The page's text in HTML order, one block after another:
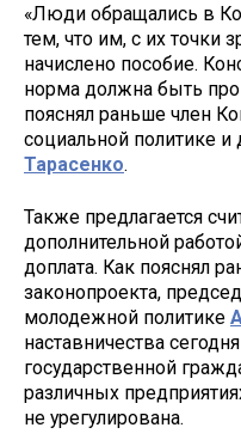
«Люди обращались в
тем, что им, с их точки
начислено пособие.
норма должна быть
пояснял раньше член
социальной политике и
Тарасенко.
Также предлагается
дополнительной
доплата. Как пояснял
законопроекта,
молодежной политике
наставничества
государственной
различных
не урегулирована.